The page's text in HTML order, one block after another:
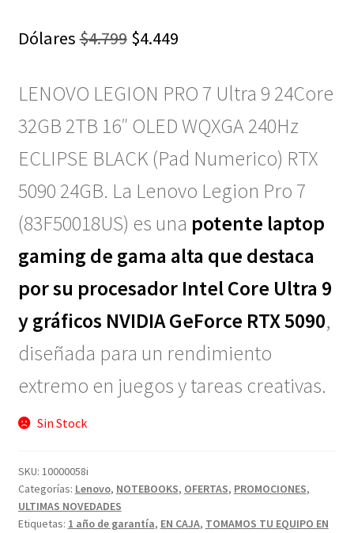
Dólares$4.799 El
original
era:
$4.799.
$4.449El
actual
es:
$4.449.
LENOVO LEGION PRO 7 Ultra 9 24Core
32GB 2TB 16″ OLED WQXGA 240Hz
ECLIPSE BLACK (Pad Numerico) RTX
5090 24GB. La Lenovo Legion Pro 7
(83F50018US) es una potente laptop
gaming de gama alta que destaca
por su procesador Intel Core Ultra 9
y gráficos NVIDIA GeForce RTX 5090,
diseñada para un rendimiento
extremo en juegos y tareas creativas.
Sin Stock
SKU: 10000058i
Categorías: Lenovo, NOTEBOOKS, OFERTAS, PROMOCIONES,
ULTIMAS NOVEDADES
Etiquetas: 1 año de garantía, EN CAJA, TOMAMOS TU EQUIPO EN